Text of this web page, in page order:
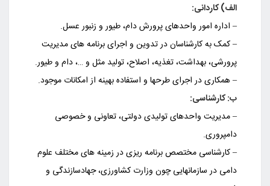
الف) کاردانی:
– اداره امور واحدهای پرورش دام، طیور و زنبور عسل.
– کمک به کارشناسان در تدوین و اجرای برنامه های مدیریت
پرورشی، بهداشت، تغذیه، اصلاح، تولید مثل و …، دام و طیور.
– همکاری در اجرای طرحها و استفاده بهینه از امکانات موجود.
ب: کارشناسی:
– مدیریت واحدهای تولیدی دولتی، تعاونی و خصوصی
دامپروری.
– کارشناسی مختصص برنامه ریزی در زمینه های مختلف علوم
دامی در سازمانهایی چون وزارت کشاورزی، جهادسازندگی و